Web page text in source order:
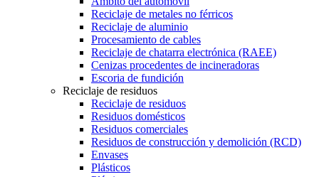
Reciclaje de metales no férricos
Reciclaje de aluminio
Procesamiento de cables
Reciclaje de chatarra electrónica (RAEE)
Cenizas procedentes de incineradoras
Escoria de fundición
Reciclaje de residuos
Reciclaje de residuos
Residuos domésticos
Residuos comerciales
Residuos de construcción y demolición (RCD)
Envases
Plásticos